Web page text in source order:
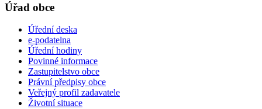
Úřad obce
Úřední deska
e-podatelna
Úřední hodiny
Povinné informace
Zastupitelstvo obce
Právní předpisy obce
Veřejný profil zadavatele
Životní situace